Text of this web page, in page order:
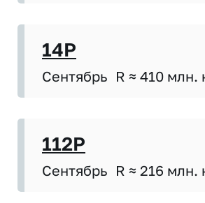
14P
Сентябрь R ≈ 410 млн.
112P
Сентябрь R ≈ 216 млн.